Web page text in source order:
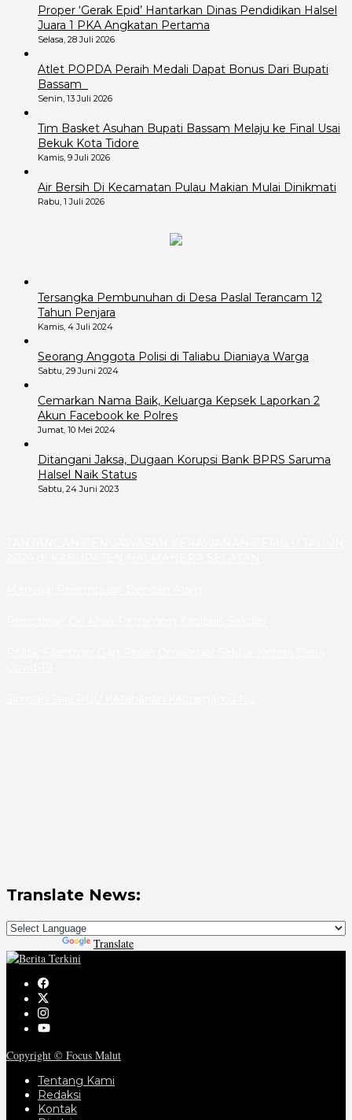
Proper ‘Gerak Epid’ Hantarkan Dinas Pendidikan Halsel
Juara 1 PKA Angkatan Pertama
Selasa, 28 Juli 2026
Atlet POPDA Peraih Medali Dapat Bonus Dari Bupati
Bassam
Senin, 13 Juli 2026
Tim Basket Asuhan Bupati Bassam Melaju ke Final Usai
Bekuk Kota Tidore
Kamis, 9 Juli 2026
Air Bersih Di Kecamatan Pulau Makian Mulai Dinikmati
Rabu, 1 Juli 2026
Tersangka Pembunuhan di Desa Paslal Terancam 12
Tahun Penjara
Kamis, 4 Juli 2024
Seorang Anggota Polisi di Taliabu Dianiaya Warga
Sabtu, 29 Juni 2024
Cemarkan Nama Baik, Keluarga Kepsek Laporkan 2
Akun Facebook ke Polres
Jumat, 10 Mei 2024
Ditangani Jaksa, Dugaan Korupsi Bank BPRS Saruma
Halsel Naik Status
Sabtu, 24 Juni 2023
Translate News:
Translate
Copyright © Focus Malut
Tentang Kami
Redaksi
Kontak